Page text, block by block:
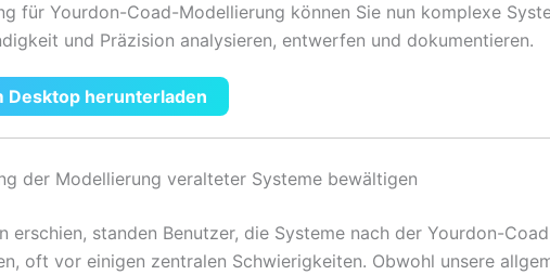
für Yourdon-Coad-Modellierung können Sie nun komplexe
und Präzision analysieren, entwerfen und dokumentieren.
Desktop herunterladen
der Modellierung veralteter Systeme bewältigen
erschien, standen Benutzer, die Systeme nach der Yourdon-
oft vor einigen zentralen Schwierigkeiten. Obwohl unsere